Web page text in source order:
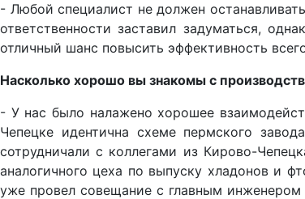
- Любой специалист не должен
ответственности заставил задуматься,
отличный шанс повысить эффективность
Насколько хорошо вы знакомы с
- У нас было налажено хорошее
Чепецке идентична схеме пермского
сотрудничали с коллегами из Кирово-
аналогичного цеха по выпуску хладонов и
уже провел совещание с главным